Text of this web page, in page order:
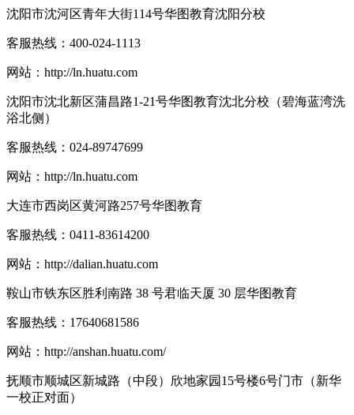
沈阳市沈河区青年大街114号华图教育沈阳分校
客服热线： 400-024-1113
网站： http://ln.huatu.com
沈阳市沈北新区蒲昌路1-21号华图教育沈北分校（碧海蓝湾洗
浴北侧）
客服热线： 024-89747699
网站： http://ln.huatu.com
大连市西岗区黄河路257号华图教育
客服热线： 0411-83614200
网站： http://dalian.huatu.com
鞍山市铁东区胜利南路 38 号君临天厦 30 层华图教育
客服热线： 17640681586
网站： http://anshan.huatu.com/
抚顺市顺城区新城路（中段）欣地家园15号楼6号门市（新华
一校正对面）